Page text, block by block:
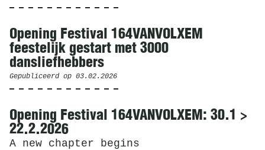
Opening Festival 164VANVOLXEM
feestelijk gestart met 3000
dansliefhebbers
Gepubliceerd op 03.02.2026
Opening Festival 164VANVOLXEM: 30.1 >
22.2.2026
A new chapter begins